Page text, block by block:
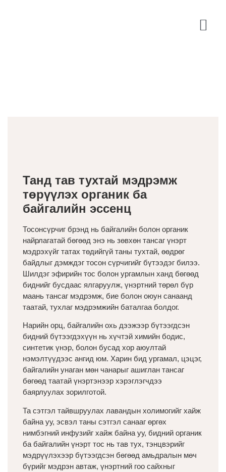
Танд тав тухтай мэдрэмж
төрүүлэх органик ба
байгалийн эссенц
Тосонсүрчиг брэнд нь байгалийн болон органик
найрлагатай бөгөөд энэ нь зөвхөн тансаг үнэрт
мэдрэхүйг татах төдийгүй таны тухтай, өөдрөг
байдлыг дэмждэг тосон сүрчигийг бүтээдэг билээ.
Шилдэг эфирийн тос болон ургамлын ханд бөгөөд
биднийг бусдаас ялгаруулж, үнэртний төрөл бүр
маань тансаг мэдрэмж, бие болон оюун санаанд
таатай, тухлаг мэдрэмжийн баталгаа болдог.
Нарийн орц, байгалийн охь дээжээр бүтээгдсэн
бидний бүтээгдэхүүн нь хүчтэй химийн бодис,
синтетик үнэр, болон бусад хор аюултай
нэмэлтүүдээс ангид юм. Харин бид ургамал, цэцэг,
байгалийн унаган мөн чанарыг ашиглан тансаг
бөгөөд таатай үнэртэнээр хэрэглэгчдээ
баярлуулах зорилготой.
Та сэтгэл тайвшруулах лавандын холимогийг хайж
байна уу, эсвэл таны сэтгэл санааг өргөх
нимбэгний инфузийг хайж байна уу, бидний органик
ба байгалийн үнэрт тос нь тав тух, тэнцвэрийг
мэдрүүлэхээр бүтээгдсэн бөгөөд амьдралын мөч
бүрийг мэдрэн автаж, үнэртний гоо сайхныг